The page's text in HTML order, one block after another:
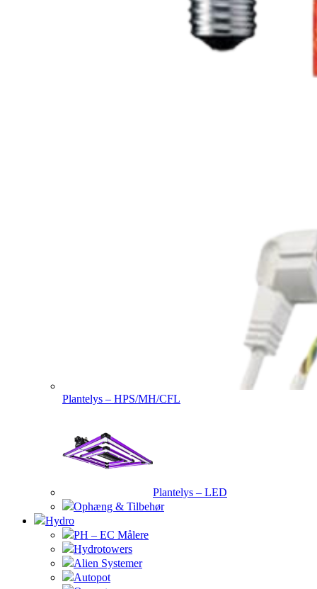
Plantelys – HPS/MH/CFL
Plantelys – LED
Ophæng & Tilbehør
Hydro
PH – EC Målere
Hydrotowers
Alien Systemer
Autopot